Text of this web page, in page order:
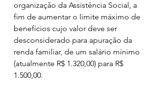
organização da Assistência Social, a
fim de aumentar o limite máximo de
benefícios cujo valor deve ser
desconsiderado para apuração da
renda familiar, de um salário mínimo
(atualmente R$ 1.320,00) para R$
1.500,00.